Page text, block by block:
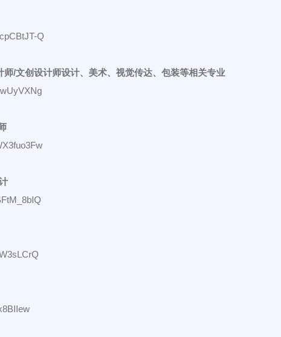
Q
/文创设计师设计、美术、视觉传达、包装等相关专业